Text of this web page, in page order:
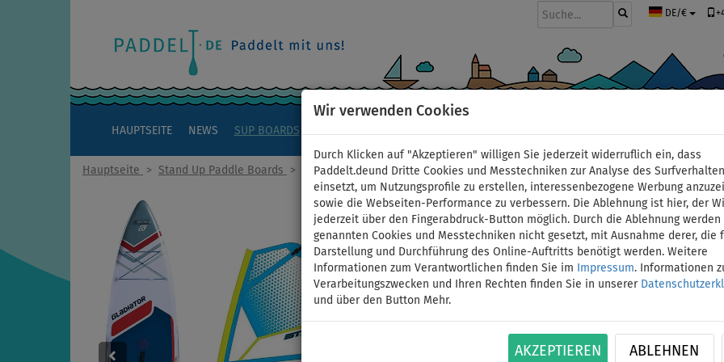
Wir verwenden Cookies
Durch Klicken auf "Akzeptieren" willigen Sie jederzeit widerruflich ein, dass
Paddelt.deund Dritte Cookies und Messtechniken zur Analyse des
einsetzt, um Nutzungsprofile zu erstellen, interessenbezogene Werbung
sowie die Webseiten-Performance zu verbessern. Die Ablehnung ist hier, der
jederzeit über den Fingerabdruck-Button möglich. Durch die Ablehnung werden
genannten Cookies und Messtechniken nicht gesetzt, mit Ausnahme derer, die
Darstellung und Durchführung des Online-Auftritts benötigt werden. Weitere
Informationen zum Verantwortlichen finden Sie im
Impressum. Informationen
Verarbeitungszwecken und Ihren Rechten finden Sie in unserer
und über den Button Mehr.
AKZEPTIEREN ABLEHNEN
DE/€
HAUPTSEITE NEWS SUP BOARDS
Hauptseite > Stand Up Paddle Boards > TOURING
SUP GLADIATOR
2026 - aufblasbares
Windsurf Option -
PADDEL
140 kg
SEGEL
VERSAND